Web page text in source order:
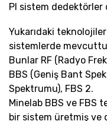
PI sistem
Yukarıdaki
sistemlerde
Bunlar RF (Radyo
BBS (Geniş Bant
Spektrumu), FBS 2.
Minelab BBS ve FBS
bir sistem üretmiş ve